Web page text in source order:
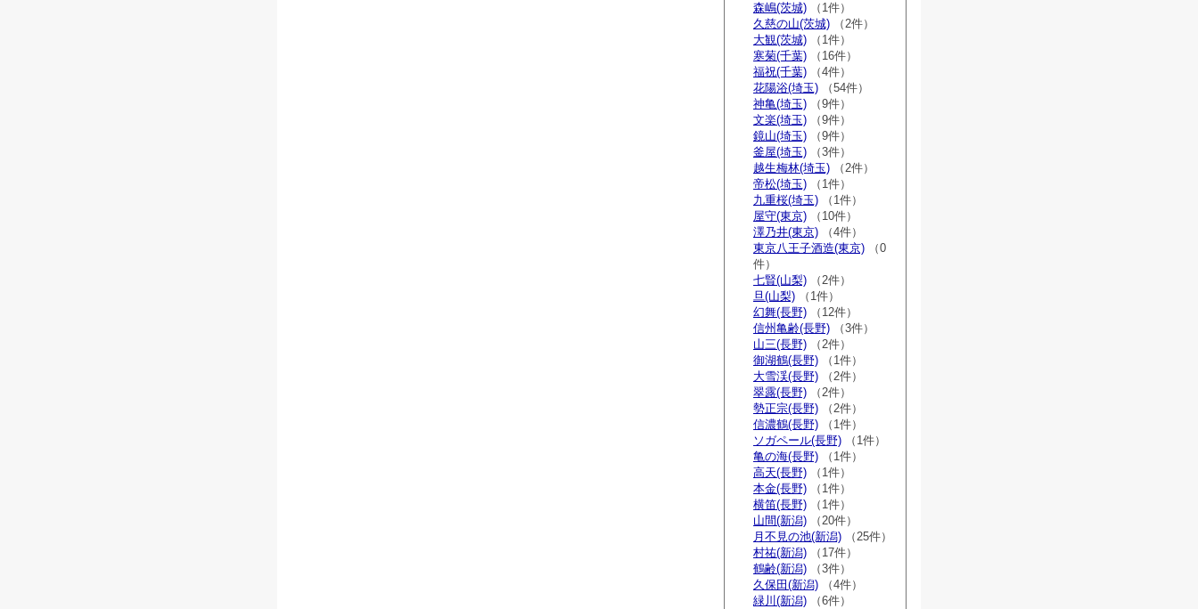
森嶋(茨城) （1件）
久慈の山(茨城) （2件）
大観(茨城) （1件）
寒菊(千葉) （16件）
福祝(千葉) （4件）
花陽浴(埼玉) （54件）
神亀(埼玉) （9件）
文楽(埼玉) （9件）
鏡山(埼玉) （9件）
釜屋(埼玉) （3件）
越生梅林(埼玉) （2件）
帝松(埼玉) （1件）
九重桜(埼玉) （1件）
屋守(東京) （10件）
澤乃井(東京) （4件）
東京八王子酒造(東京) （0
件）
七賢(山梨) （2件）
旦(山梨) （1件）
幻舞(長野) （12件）
信州亀齢(長野) （3件）
山三(長野) （2件）
御湖鶴(長野) （1件）
大雪渓(長野) （2件）
翠露(長野) （2件）
勢正宗(長野) （2件）
信濃鶴(長野) （1件）
ソガペール(長野) （1件）
亀の海(長野) （1件）
高天(長野) （1件）
本金(長野) （1件）
横笛(長野) （1件）
山間(新潟) （20件）
月不見の池(新潟) （25件）
村祐(新潟) （17件）
鶴齢(新潟) （3件）
久保田(新潟) （4件）
緑川(新潟) （6件）